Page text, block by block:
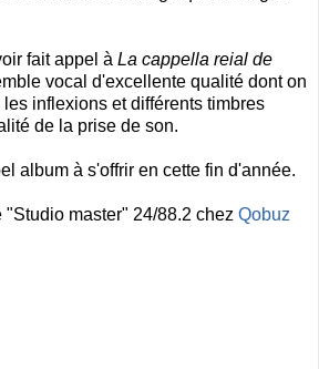
fait appel à La cappella reial de
vocal d'excellente qualité dont on
inflexions et différents timbres
de la prise de son.
album à s'offrir en cette fin d'année.
master" 24/88.2 chez Qobuz